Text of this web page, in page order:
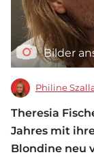
Bilder
Philine
Theresia
Jahres mit
Blondine neu